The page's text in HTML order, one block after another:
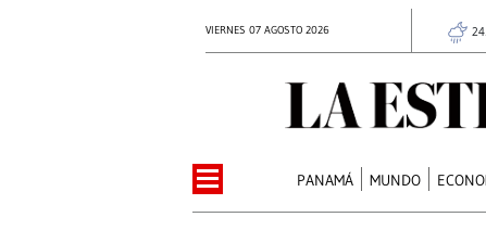
VIERNES 07 AGOSTO 2026
PANAMÁ MUNDO